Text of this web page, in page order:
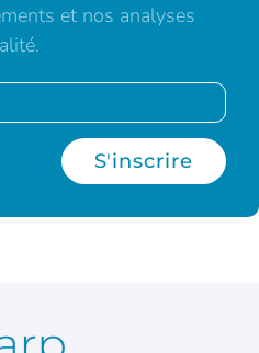
et nos analyses
S'inscrire